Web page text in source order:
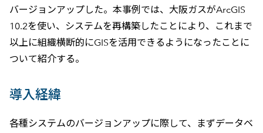
バージョンアップした。本事例では、大阪ガスがArcGIS
10.2を使い、システムを再構築したことにより、これまで
以上に組織横断的にGISを活用できるようになったことに
ついて紹介する。
導入経緯
各種システムのバージョンアップに際して、まずデータベ